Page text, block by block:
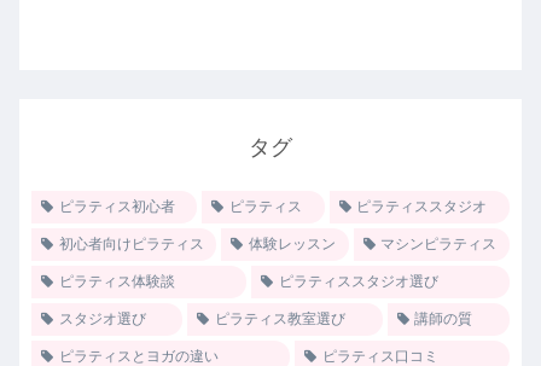
タグ
ピラティス初心者 ピラティス ピラティススタジオ
初心者向けピラティス 体験レッスン マシンピラティス
ピラティス体験談 ピラティススタジオ選び
スタジオ選び ピラティス教室選び 講師の質
ピラティスとヨガの違い ピラティス口コミ